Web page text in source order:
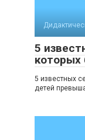
5
которых
5 известных
детей